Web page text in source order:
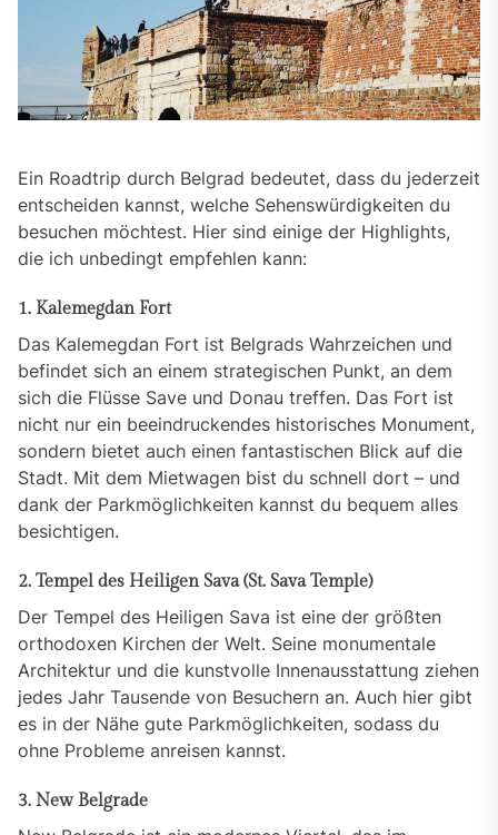
Ein Roadtrip durch Belgrad bedeutet, dass du jederzeit
entscheiden kannst, welche Sehenswürdigkeiten du
besuchen möchtest. Hier sind einige der Highlights,
die ich unbedingt empfehlen kann:
1. Kalemegdan Fort
Das Kalemegdan Fort ist Belgrads Wahrzeichen und
befindet sich an einem strategischen Punkt, an dem
sich die Flüsse Save und Donau treffen. Das Fort ist
nicht nur ein beeindruckendes historisches Monument,
sondern bietet auch einen fantastischen Blick auf die
Stadt. Mit dem Mietwagen bist du schnell dort – und
dank der Parkmöglichkeiten kannst du bequem alles
besichtigen.
2. Tempel des Heiligen Sava (St. Sava Temple)
Der Tempel des Heiligen Sava ist eine der größten
orthodoxen Kirchen der Welt. Seine monumentale
Architektur und die kunstvolle Innenausstattung ziehen
jedes Jahr Tausende von Besuchern an. Auch hier gibt
es in der Nähe gute Parkmöglichkeiten, sodass du
ohne Probleme anreisen kannst.
3. New Belgrade